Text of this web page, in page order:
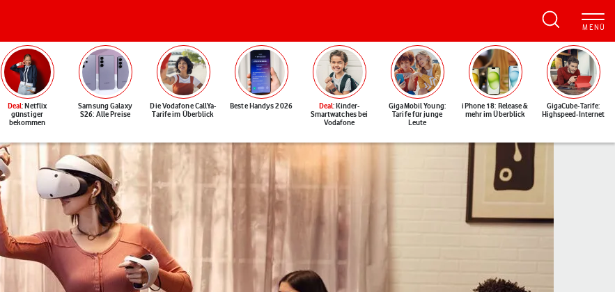
Deal: Netflix
günstiger
bekommen
Samsung Galaxy
S26: Alle Preise
Die Vodafone CallYa-
Tarife im Überblick
Beste Handys 2026 Deal: Kinder-
Smartwatches bei
Vodafone
GigaMobil Young:
Tarife für junge
Leute
iPhone 18: Release &
mehr im Überblick
GigaCube-Tarife:
Highspeed-Internet